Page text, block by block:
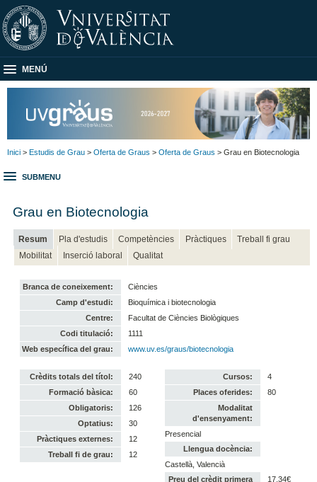
MENÚ
Inici > Estudis de Grau > Oferta de Graus > Oferta de Graus > Grau en Biotecnologia
SUBMENU
Grau en Biotecnologia
Resum Pla d'estudis Competències Pràctiques
Treball fi grau
Mobilitat
Inserció laboral Qualitat
Branca de coneixement:
Ciències
Camp d'estudi:
Bioquímica i biotecnologia
Centre:
Facultat de Ciències Biològiques
Codi titulació:
1111
Web específica del grau:
www.uv.es/graus/biotecnologia
Crèdits totals del títol:
240
Formació bàsica:
60
Obligatoris:
126
Optatius:
30
Pràctiques externes:
12
Treball fi de grau:
12
Cursos:
4
Places oferides:
80
Modalitat
d'ensenyament:
Presencial
Llengua docència:
Castellà, Valencià
Preu del crèdit primera
17.34€